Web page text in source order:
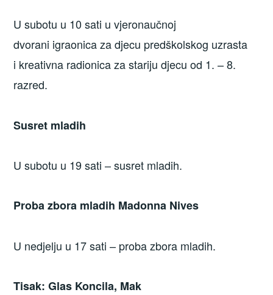
U subotu u 10 sati u vjeronaučnoj
dvorani igraonica za djecu predškolskog uzrasta
i kreativna radionica za stariju djecu od 1. – 8.
razred.
Susret mladih
U subotu u 19 sati – susret mladih.
Proba zbora mladih Madonna Nives
U nedjelju u 17 sati – proba zbora mladih.
Tisak: Glas Koncila, Mak